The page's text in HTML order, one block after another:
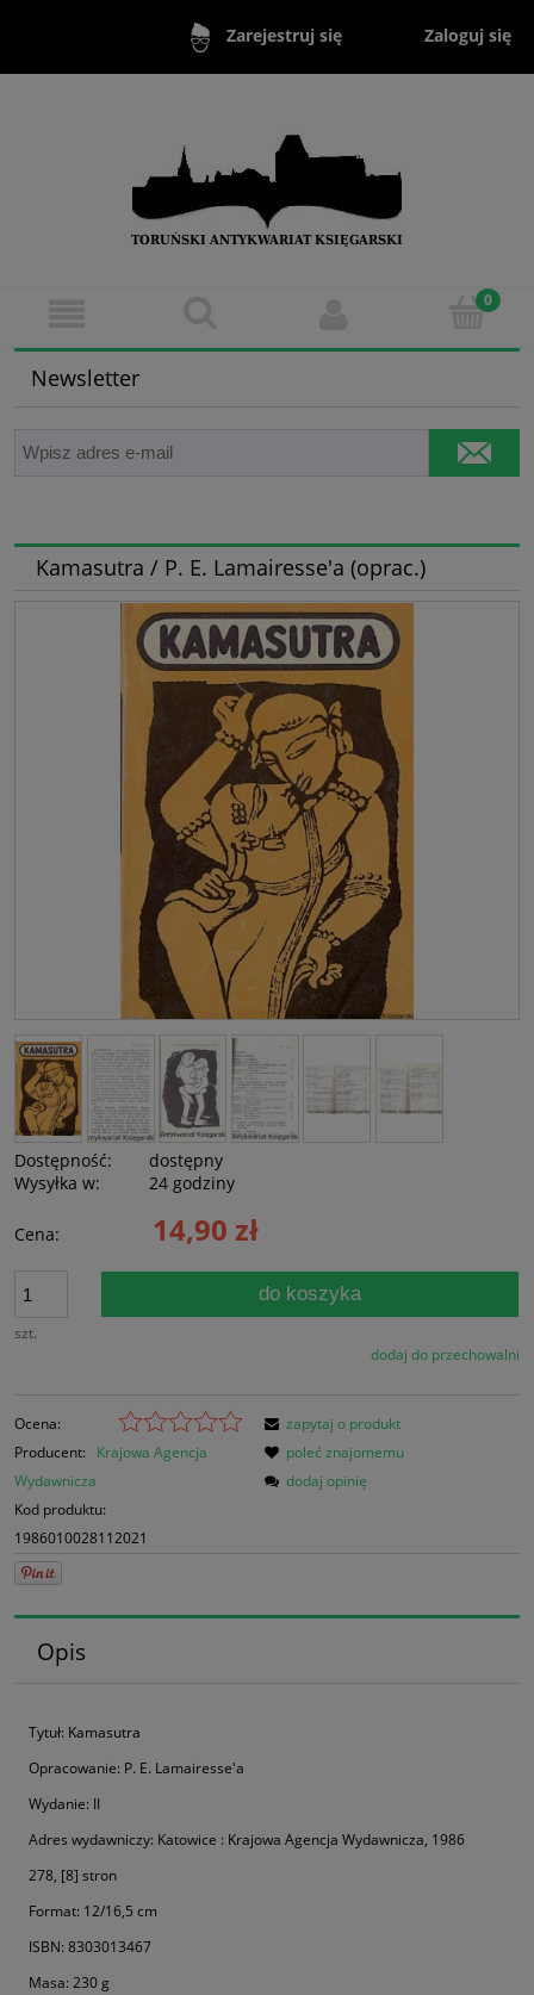
Zarejestruj się Zaloguj się
Newsletter
Kamasutra / P. E. Lamairesse'a (oprac.)
Dostępność:
dostępny
Wysyłka w:
24 godziny
Cena: 14,90 zł
szt.
do koszyka
dodaj do przechowalni
Ocena:
Producent:
Krajowa Agencja
Wydawnicza
Kod produktu:
1986010028112021
zapytaj o produkt
poleć znajomemu
dodaj opinię
Opis
Tytuł: Kamasutra
Opracowanie: P. E. Lamairesse'a
Wydanie: II
Adres wydawniczy: Katowice : Krajowa Agencja Wydawnicza, 1986
278, [8] stron
Format: 12/16,5 cm
ISBN: 8303013467
Masa: 230 g